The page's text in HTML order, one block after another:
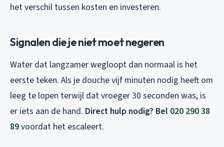
het verschil tussen kosten en investeren.
Signalen die je niet moet negeren
Water dat langzamer wegloopt dan normaal is het
eerste teken. Als je douche vijf minuten nodig heeft om
leeg te lopen terwijl dat vroeger 30 seconden was, is
er iets aan de hand. Direct hulp nodig? Bel 020 290 38
89voordat het escaleert.